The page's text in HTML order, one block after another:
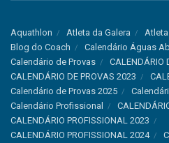
Aquathlon Atleta da Galera
Blog do Coach
Calendário Águas
Calendário de Provas
CALENDÁRIO
CALENDÁRIO DE PROVAS 2023
Calendário de Provas 2025
Calendário Profissional
CALENDÁRIO PROFISSIONAL 2023
CALENDÁRIO PROFISSIONAL 2024